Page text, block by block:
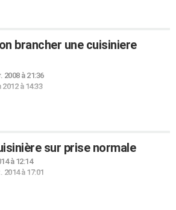
brancher une cuisiniere
2008 à 21:36
2012 à 14:33
sur prise normale
à 12:14
2014 à 17:01